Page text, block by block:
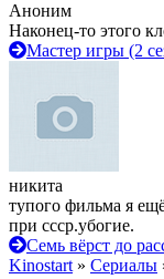
Аноним
Наконец-то этого
Мастер игры (2
никита
тупого фильма я
при ссср.убогие.
Семь вёрст до
Kinostart » Сериалы